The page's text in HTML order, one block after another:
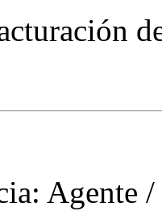
Agente